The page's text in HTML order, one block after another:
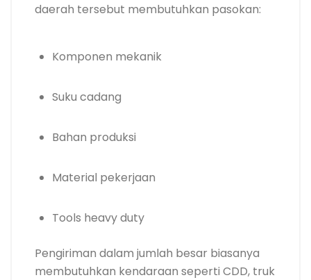
daerah tersebut membutuhkan pasokan:
Komponen mekanik
Suku cadang
Bahan produksi
Material pekerjaan
Tools heavy duty
Pengiriman dalam jumlah besar biasanya
membutuhkan kendaraan seperti CDD, truk